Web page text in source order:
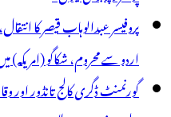
پروفیسر عبدالوہاب قیصر کا
اردو سے محروم، شکاگو (امریکہ)
گورنمنٹ ڈگری کالج تانڈور اور